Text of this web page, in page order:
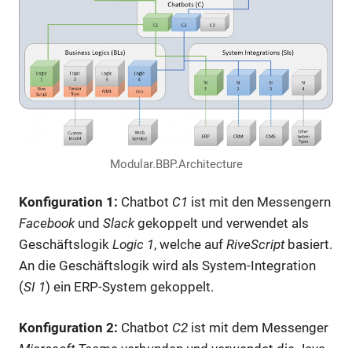
Modular.BBP.Architecture
Konfiguration 1: Chatbot C1 ist mit den Messengern
Facebookund Slackgekoppelt und verwendet als
Geschäftslogik Logic 1, welche auf RiveScriptbasiert.
An die Geschäftslogik wird als System-Integration
(SI 1) ein ERP-System gekoppelt.
Konfiguration 2: Chatbot C2 ist mit dem Messenger